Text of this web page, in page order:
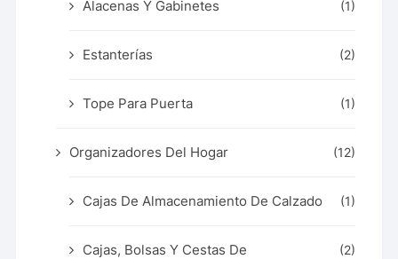
Alacenas Y Gabinetes (1)
Estanterías (2)
Tope Para Puerta (1)
Organizadores Del Hogar (12)
Cajas De Almacenamiento De Calzado (1)
Cajas, Bolsas Y Cestas De
(2)